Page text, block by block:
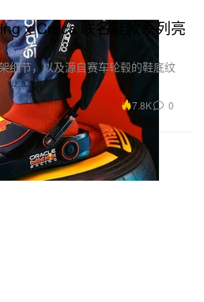
x Crocs 联名鞋款系列亮
细节，以及源自赛车轮毂的鞋底纹
7.8K 0